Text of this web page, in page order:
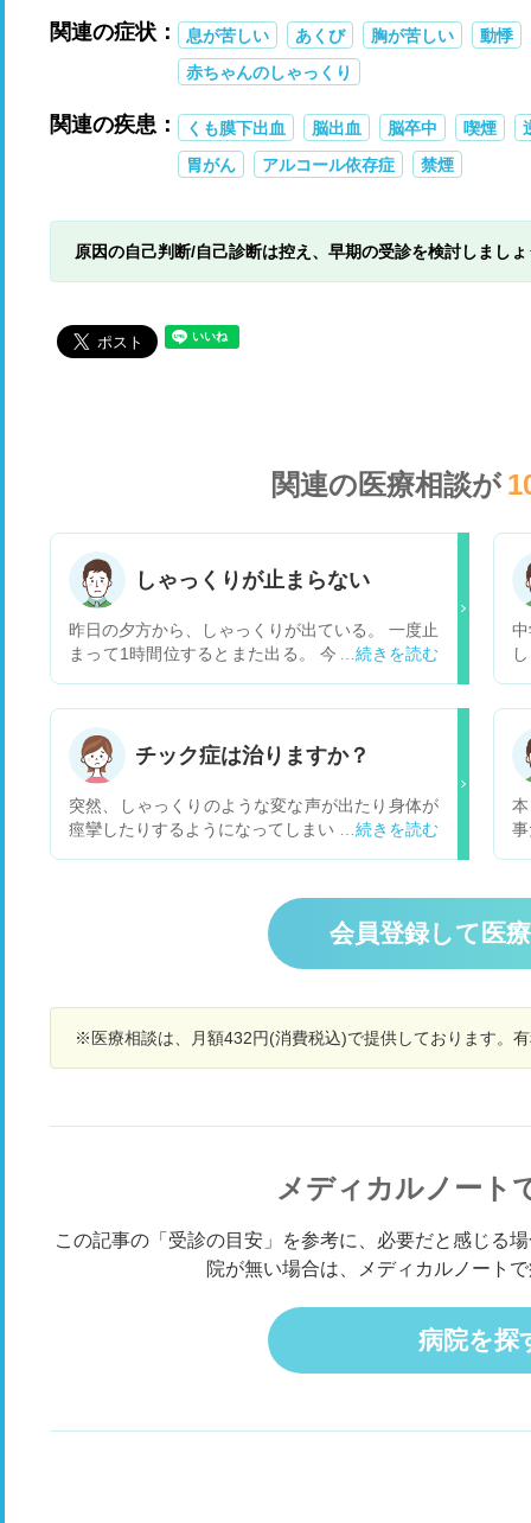
関連の症状： 息が苦しい あくび 胸が苦しい
動悸
赤ちゃんのしゃっくり
関連の疾患： くも膜下出血 脳出血 脳卒中 喫煙
胃がん
アルコール依存症 禁煙
原因の自己判断/自己診断は控え、早期の受診を検討しましょ
関連の医療相談が
しゃっくりが止まらない
昨日の夕方から、しゃっくりが出ている。 一度止
まって1時間位するとまた出る。 今も繰り返して
がありPCR検査をしましたが陰性でした。
チック症は治りますか？
突然、しゃっくりのような変な声が出たり身体が
痙攣したりするようになってしまいました。 病名
くずっと治っていなくて、薬もあまり効いていま
しまい、周りから心配されます。 今後症状が治ら
ない場合は仕事を続けるにしても周りに迷惑がか
かないのでは…独身なので人と関わらないのは辛
いし… と不安です。。 薬が効かない場合は治療
終
うも
す
会員登録して医
※医療相談は、月額432円(消費税込)で提供しております。
メディカルノート
この記事の「受診の目安」を参考に、必要だと感じる
院が無い場合は、メディカルノート
病院を探